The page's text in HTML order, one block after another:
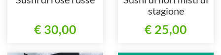
€ 30,00
stagione
€ 25,00